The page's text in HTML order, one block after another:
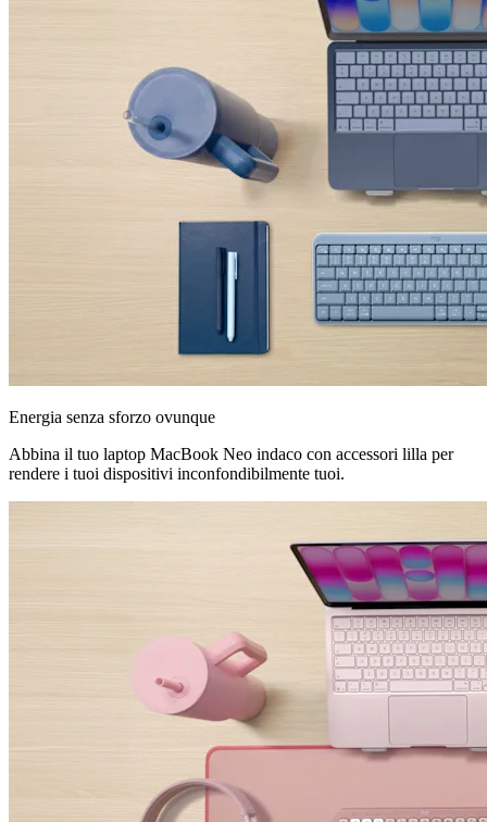
Energia senza sforzo ovunque
Abbina il tuo laptop MacBook Neo indaco con accessori lilla per
rendere i tuoi dispositivi inconfondibilmente tuoi.